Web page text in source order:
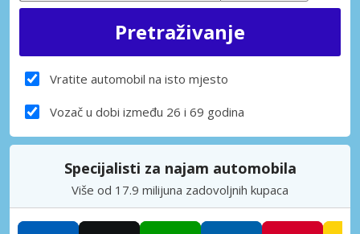
Vratite automobil na isto mjesto
Vozač u dobi između 26 i 69 godina
Specijalisti za najam automobila
Više od 17.9 milijuna zadovoljnih kupaca